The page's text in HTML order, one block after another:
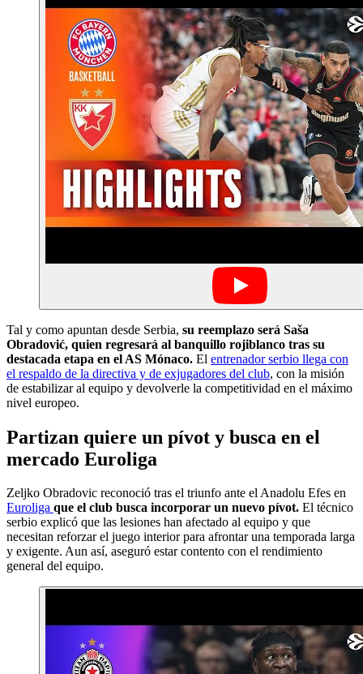
Tal y como apuntan desde Serbia, su reemplazo será Saša
Obradović, quien regresará al banquillo rojiblanco tras su
destacada etapa en el AS Mónaco. El entrenador serbio llega con
el respaldo de la directiva y de exjugadores del club, con la misión
de estabilizar al equipo y devolverle la competitividad en el máximo
nivel europeo.
Partizan quiere un pívot y busca en el
mercado Euroliga
Zeljko Obradovic reconoció tras el triunfo ante el Anadolu Efes en
Euroliga que el club busca incorporar un nuevo pívot. El técnico
serbio explicó que las lesiones han afectado al equipo y que
necesitan reforzar el juego interior para afrontar una temporada larga
y exigente. Aun así, aseguró estar contento con el rendimiento
general del equipo.